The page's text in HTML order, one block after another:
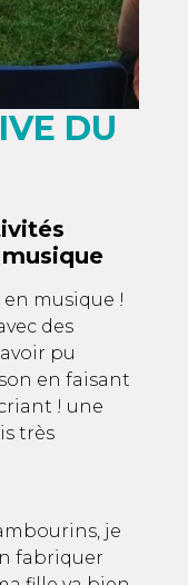
DU
en musique !
des
pu
en faisant
! une
très
je
fabriquer